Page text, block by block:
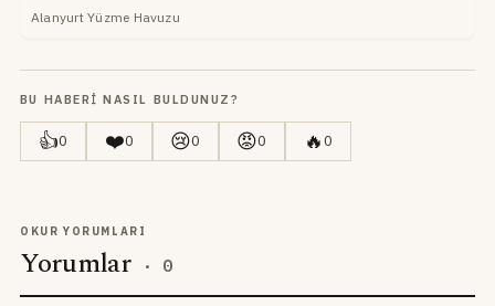
Alanyurt Yüzme Havuzu
BU HABERI NASIL BULDUNUZ?
👍0 ❤️0 😢0 😡0 🔥0
OKUR YORUMLARI
Yorumlar · 0